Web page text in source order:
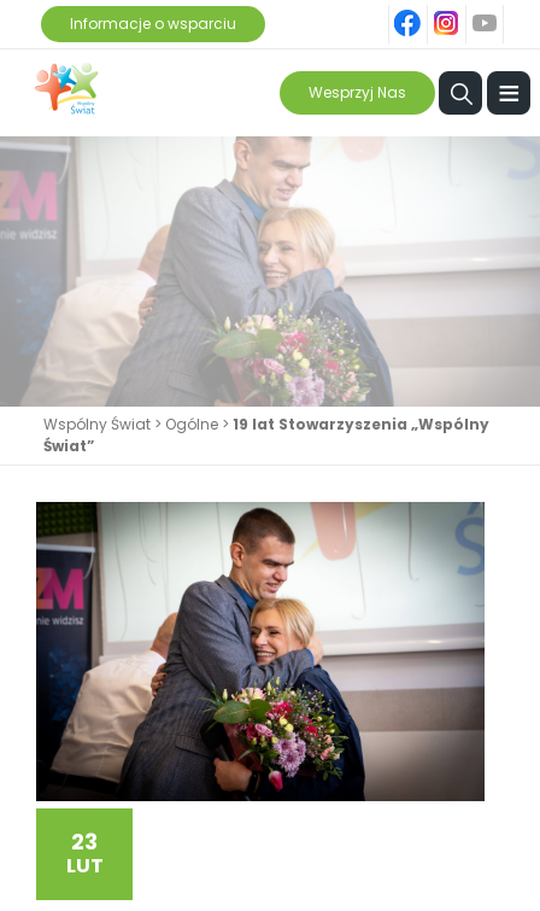
Informacje o wsparciu
ins
Wesprzyj Nas ≡
Wspólny Świat > Ogólne > 19 lat Stowarzyszenia „Wspólny
Świat”
23
LUT